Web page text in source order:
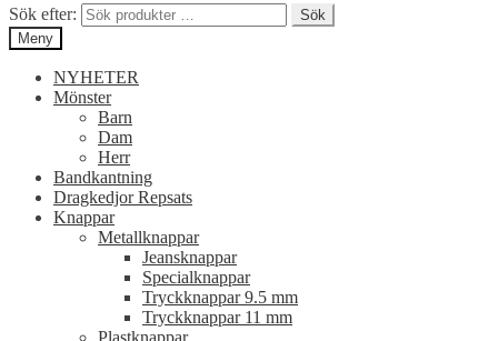
Sök efter:
Sök
Meny
NYHETER
Mönster
Barn
Dam
Herr
Bandkantning
Dragkedjor Repsats
Knappar
Metallknappar
Jeansknappar
Specialknappar
Tryckknappar 9.5 mm
Tryckknappar 11 mm
Plastknappar